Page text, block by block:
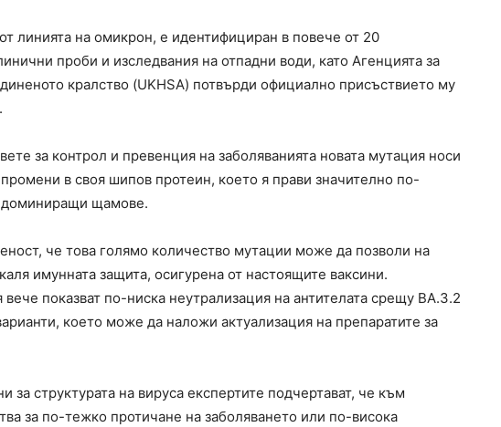
линията на омикрон, е идентифициран в повече от 20
проби и изследвания на отпадни води, като Агенцията за
кралство (UKHSA) потвърди официално присъствието му
за контрол и превенция на заболяванията новата мутация носи
в своя шипов протеин, което я прави значително по-
доминиращи щамове.
че това голямо количество мутации може да позволи на
имунната защита, осигурена от настоящите ваксини.
показват по-ниска неутрализация на антителата срещу BA.3.2
което може да наложи актуализация на препаратите за
за структурата на вируса експертите подчертават, че към
за по-тежко протичане на заболяването или по-висока